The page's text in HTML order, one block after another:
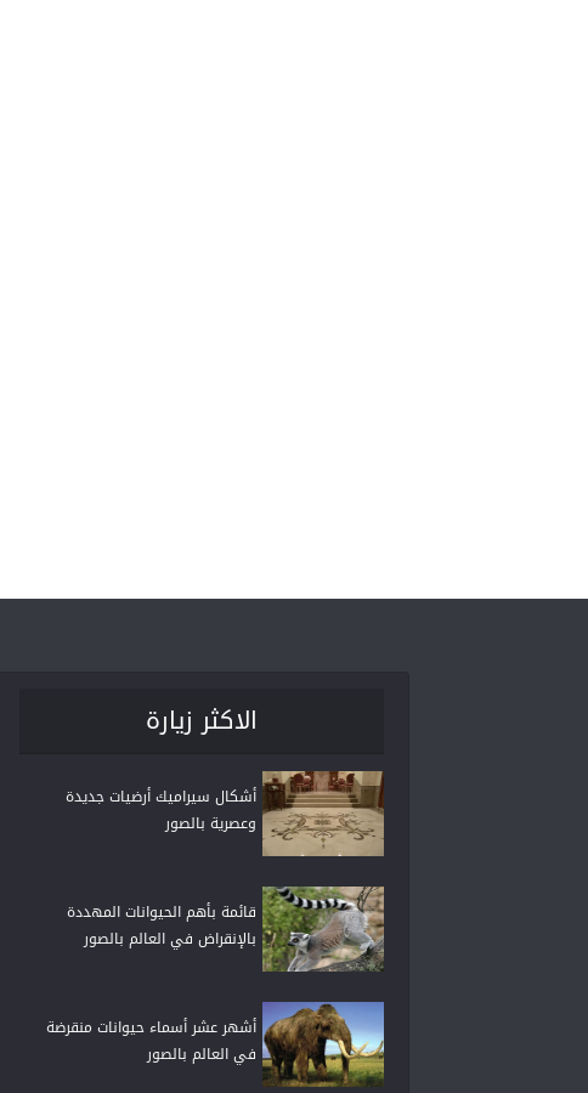
الاكثر زيارة
أشكال سيراميك أرضيات جديدة
وعصرية بالصور
قائمة بأهم الحيوانات المهددة
بالإنقراض في العالم بالصور
أشهر عشر أسماء حيوانات منقرضة
في العالم بالصور